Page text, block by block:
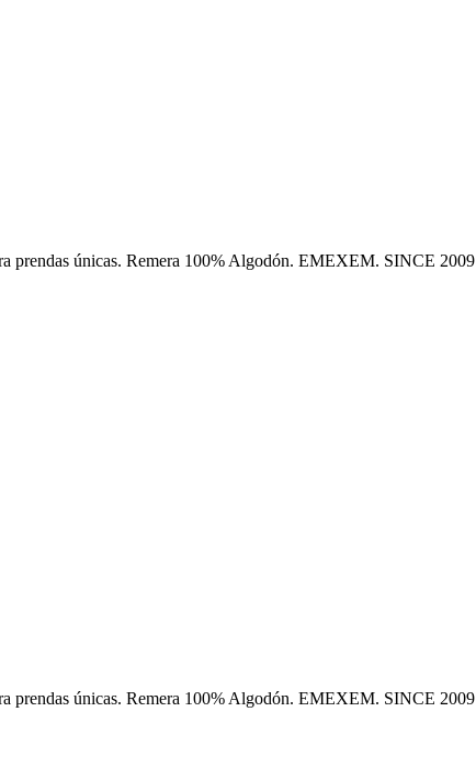
prendas únicas. Remera 100% Algodón. EMEXEM. SINCE 2009
prendas únicas. Remera 100% Algodón. EMEXEM. SINCE 2009